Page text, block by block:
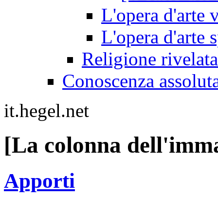
L'opera d'arte
L'opera d'arte
Religione rivelata
Conoscenza
it.hegel.net
[La colonna
Apporti